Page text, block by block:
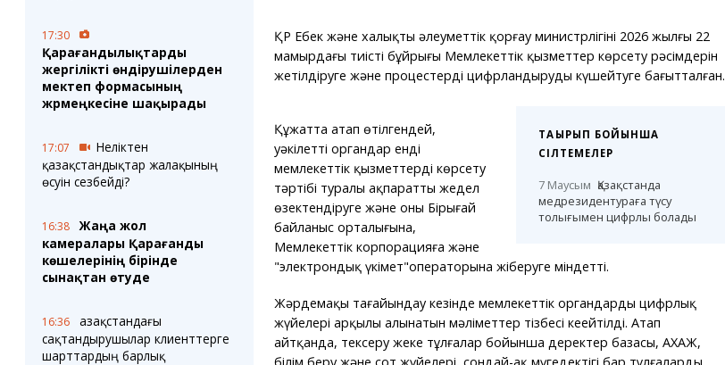
17:30
Қарағандылықтарды
жергілікті өндірушілерден
мектеп формасының
жәрмеңкесіне шақырады
17:07
Неліктен
қазақстандықтар жалақының
өсуін сезбейді?
16:38
Жаңа жол
камералары Қарағанды
көшелерінің бірінде
сынақтан өтуде
16:36
Қазақстандағы
сақтандырушылар клиенттерге
шарттардың барлық
ҚР Еңбек және халықты әлеуметтік қорғау министрлігінің 2026 жылғы 22
мамырдағы тиісті бұйрығы Мемлекеттік қызметтер көрсету рәсімдерін
жетілдіруге және процестерді цифрландыруды күшейтуге бағытталған.
ТАҚЫРЫП БОЙЫНША
СІЛТЕМЕЛЕР
7 Маусым Қазақстанда
медрезидентураға түсу
толығымен цифрлы болады
Құжатта атап өтілгендей,
уәкілетті органдар енді
мемлекеттік қызметтерді көрсету
тәртібі туралы ақпаратты жедел
өзектендіруге және оны Бірыңғай
байланыс орталығына,
Мемлекеттік корпорацияға және
"электрондық үкімет"операторына жіберуге міндетті.
Жәрдемақы тағайындау кезінде мемлекеттік органдардың цифрлық
жүйелері арқылы алынатын мәліметтер тізбесі кеңейтілді. Атап
айтқанда, тексеру жеке тұлғалар бойынша деректер базасы, АХАЖ,